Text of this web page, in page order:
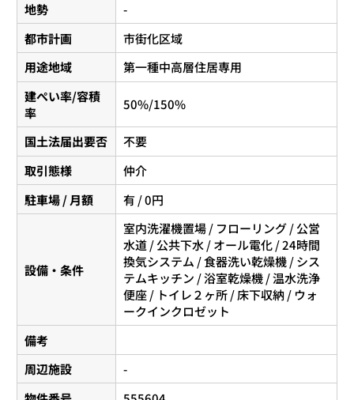
地勢
-
都市計画
市街化区域
用途地域
第一種中高層住居専用
建ぺい率/容積
率
50%/150%
国土法届出要否
不要
取引態様
仲介
駐車場 / 月額
有 / 0円
設備・条件
室内洗濯機置場 / フローリング / 公営
水道 / 公共下水 / オール電化 / 24時間
換気システム / 食器洗い乾燥機 / シス
テムキッチン / 浴室乾燥機 / 温水洗浄
便座 / トイレ２ヶ所 / 床下収納 / ウォ
ークインクロゼット
備考
周辺施設
-